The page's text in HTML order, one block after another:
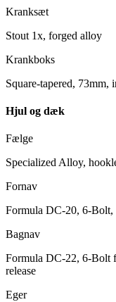
Kranksæt
Stout 1x, forged alloy
Krankboks
Square-tapered, 73mm,
Hjul og dæk
Fælge
Specialized Alloy,
Fornav
Formula DC-20, 6-Bolt,
Bagnav
Formula DC-22, 6-Bolt
release
Eger